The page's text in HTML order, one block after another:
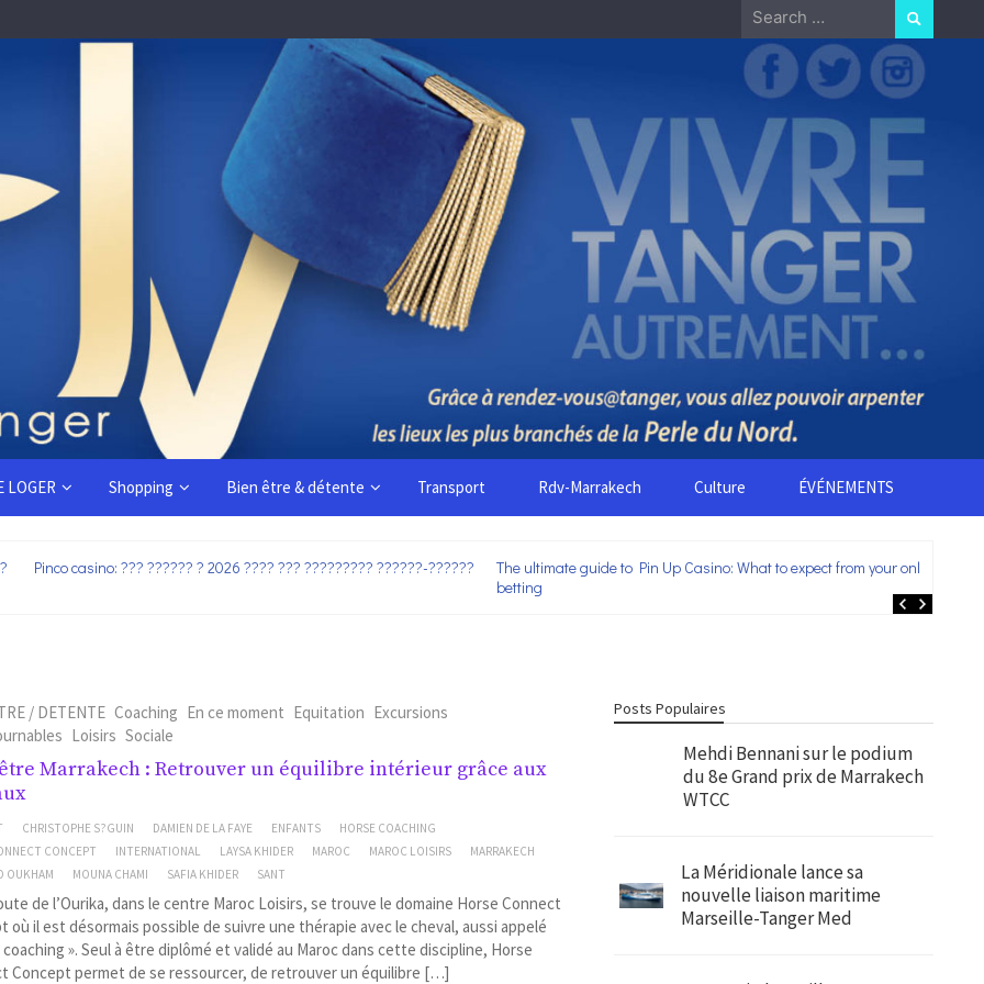
Search
for:
LOGER Shopping Bien être & détente Transport Rdv-Marrakech Culture ÉVÉNEMENTS
Pinco casino: ??? ?????? ? 2026 ???? ??? ????????? ??????-??????
The ultimate guide to Pin Up Casino: What to expect from your online
betting
/ DETENTE Coaching En ce moment Equitation Excursions
Loisirs Sociale
Marrakech : Retrouver un équilibre intérieur grâce aux
CHRISTOPHE S?GUIN DAMIEN DE LA FAYE ENFANTS
HORSE COACHING
CONCEPT
INTERNATIONAL LAYSA KHIDER MAROC MAROC LOISIRS
MARRAKECH
OUKHAM
MOUNA CHAMI SAFIA KHIDER SANT
de l’Ourika, dans le centre Maroc Loisirs, se trouve le domaine Horse Connect
où il est désormais possible de suivre une thérapie avec le cheval, aussi appelé
coaching ». Seul à être diplômé et validé au Maroc dans cette discipline, Horse
Concept permet de se ressourcer, de retrouver un équilibre […]
Posts Populaires
Mehdi Bennani sur le podium
du 8e Grand prix de Marrakech
WTCC
La Méridionale lance sa
nouvelle liaison maritime
Marseille-Tanger Med